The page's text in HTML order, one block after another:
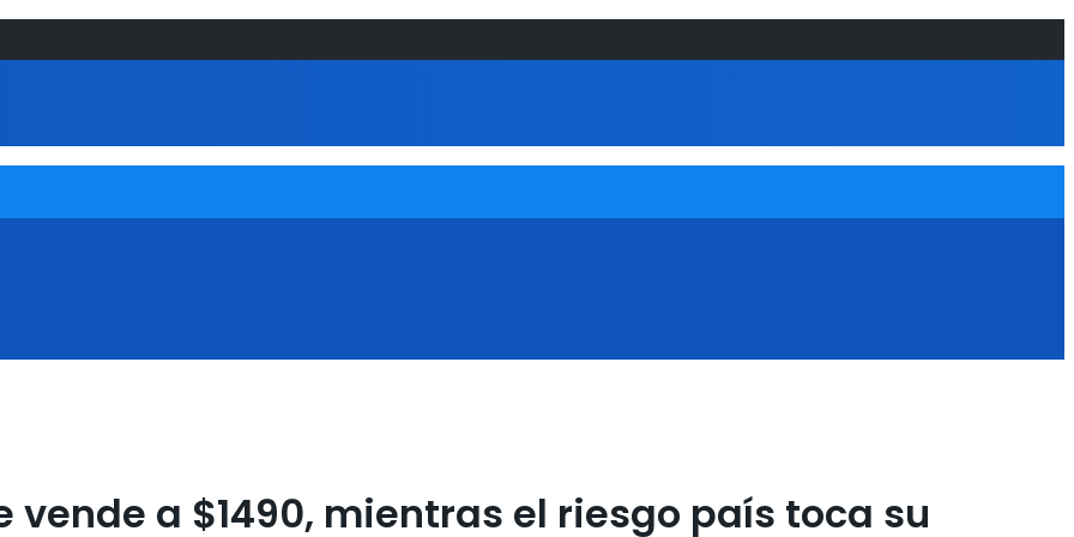
vende a $1490, mientras el riesgo país toca su